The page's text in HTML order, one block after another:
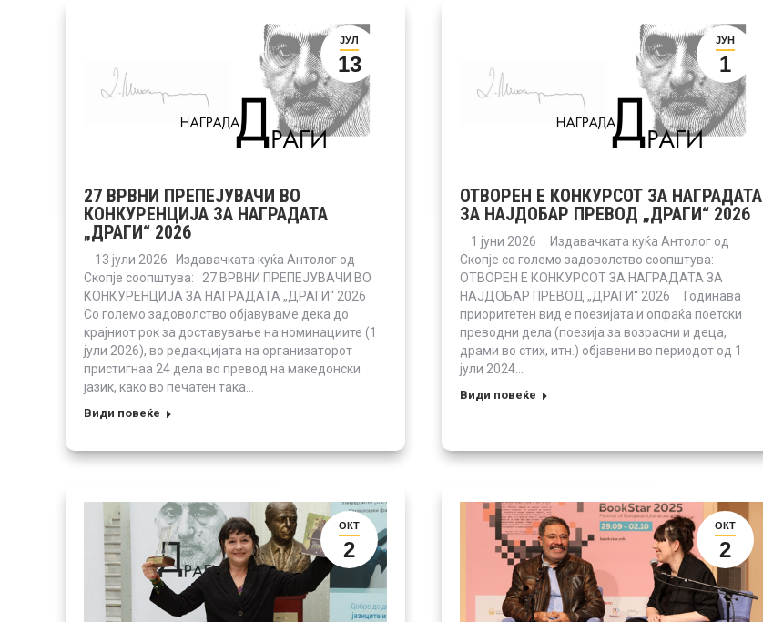
ЈУЛ
13
27 ВРВНИ ПРЕПЕЈУВАЧИ ВО
КОНКУРЕНЦИЈА ЗА НАГРАДАТА
„ДРАГИ“ 2026
13 јули 2026 Издавачката куќа Антолог од
Скопје соопштува: 27 ВРВНИ ПРЕПЕЈУВАЧИ ВО
КОНКУРЕНЦИЈА ЗА НАГРАДАТА „ДРАГИ“ 2026
Со големо задоволство објавуваме дека до
крајниот рок за доставување на номинациите (1
јули 2026), во редакцијата на организаторот
пристигнаа 24 дела во превод на македонски
јазик, како во печатен така…
Види повеќе
ЈУН
1
ОТВОРЕН Е КОНКУРСОТ ЗА НАГРАДАТА
ЗА НАЈДОБАР ПРЕВОД „ДРАГИ“ 2026
1 јуни 2026 Издавачката куќа Антолог од
Скопје со големо задоволство соопштува:
ОТВОРЕН Е КОНКУРСОТ ЗА НАГРАДАТА ЗА
НАЈДОБАР ПРЕВОД „ДРАГИ“ 2026 Годинава
приоритетен вид е поезијата и опфаќа поетски
преводни дела (поезија за возрасни и деца,
драми во стих, итн.) објавени во периодот од 1
јули 2024…
Види повеќе
ОКТ
2
ОКТ
2